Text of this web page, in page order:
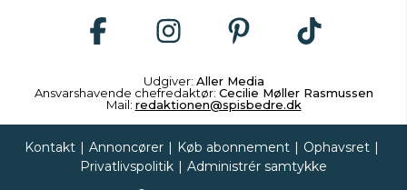
Udgiver: Aller Media
Ansvarshavende chefredaktør: Cecilie Møller Rasmussen
Mail: redaktionen@spisbedre.dk
Kontakt | Annoncører | Køb abonnement | Ophavsret |
Privatlivspolitik | Administrér samtykke